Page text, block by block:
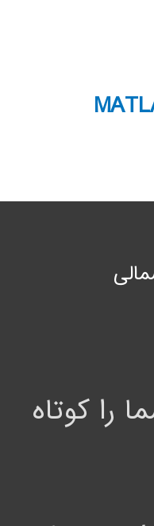
را کوتاه